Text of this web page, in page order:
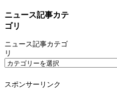
ニュース記事カテ
ゴリ
ニュース記事カテゴ
リ
スポンサーリンク